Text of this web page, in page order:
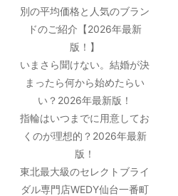
別の平均価格と人気のブラン
ドのご紹介【2026年最新
版！】
いまさら聞けない。結婚が決
まったら何から始めたらい
い？2026年最新版！
指輪はいつまでに用意してお
くのが理想的？2026年最新
版！
東北最大級のセレクトブライ
ダル専門店WEDY仙台一番町